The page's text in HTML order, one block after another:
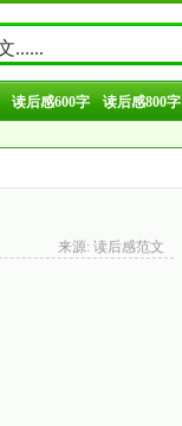
读后感600字 读后感800字
来源: 读后感范文